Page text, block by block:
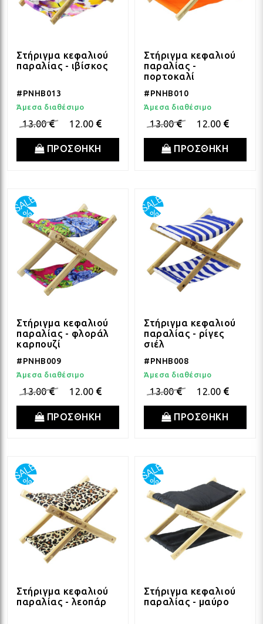
Στήριγμα κεφαλιού
παραλίας - ιβίσκος
#PNHB013
Άμεσα διαθέσιμο
13.00 12.00
ΠΡΟΣΘΗΚΗ
Στήριγμα κεφαλιού
παραλίας -
πορτοκαλί
#PNHB010
Άμεσα διαθέσιμο
13.00 12.00
ΠΡΟΣΘΗΚΗ
Στήριγμα κεφαλιού
παραλίας - φλοράλ
καρπουζί
#PNHB009
Άμεσα διαθέσιμο
13.00 12.00
ΠΡΟΣΘΗΚΗ
Στήριγμα κεφαλιού
παραλίας - ρίγες
σιέλ
#PNHB008
Άμεσα διαθέσιμο
13.00 12.00
ΠΡΟΣΘΗΚΗ
Στήριγμα κεφαλιού
παραλίας - λεοπάρ
Στήριγμα κεφαλιού
παραλίας - μαύρο